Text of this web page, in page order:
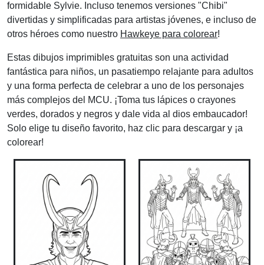
formidable Sylvie. Incluso tenemos versiones "Chibi"
divertidas y simplificadas para artistas jóvenes, e incluso de
otros héroes como nuestro Hawkeye para colorear!
Estas dibujos imprimibles gratuitas son una actividad
fantástica para niños, un pasatiempo relajante para adultos
y una forma perfecta de celebrar a uno de los personajes
más complejos del MCU. ¡Toma tus lápices o crayones
verdes, dorados y negros y dale vida al dios embaucador!
Solo elige tu diseño favorito, haz clic para descargar y ¡a
colorear!